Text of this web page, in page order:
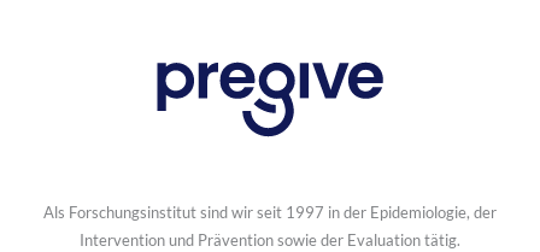
Als Forschungsinstitut sind wir seit 1997 in der Epidemiologie, der
Intervention und Prävention sowie der Evaluation tätig.